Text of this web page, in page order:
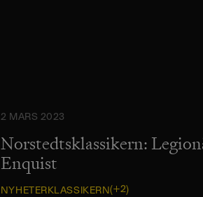
2 MARS 2023
Norstedtsklassikern:
Enquist
NYHETERKLASSIKERN(+2)